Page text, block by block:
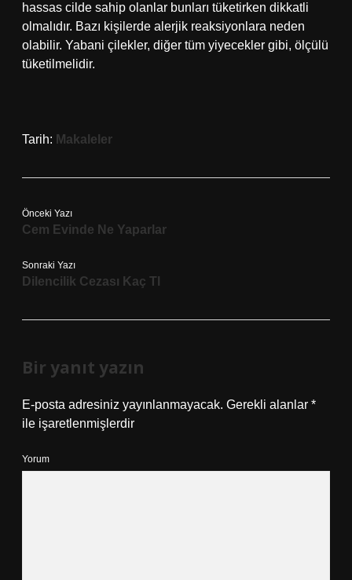
hassas cilde sahip olanlar bunları tüketirken dikkatli
olmalıdır. Bazı kişilerde alerjik reaksiyonlara neden
olabilir. Yabani çilekler, diğer tüm yiyecekler gibi, ölçülü
tüketilmelidir.
Tarih: Makaleler
Önceki Yazı
Cem Evinde Ne Yaparlar
Sonraki Yazı
Dilencilik Cezası Kaç Tl
Bir yanıt yazın
E-posta adresiniz yayınlanmayacak. Gerekli alanlar *
ile işaretlenmişlerdir
Yorum